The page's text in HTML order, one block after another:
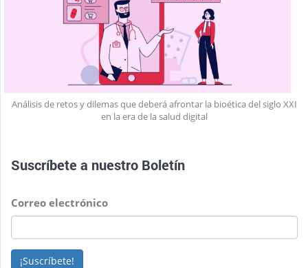
Análisis de retos y dilemas que deberá afrontar la bioética del siglo XXI
en la era de la salud digital
Suscríbete a nuestro Boletín
Correo electrónico
¡Suscríbete!